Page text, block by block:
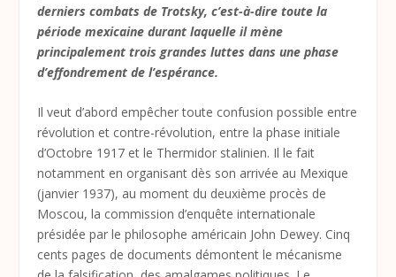
derniers combats de Trotsky, c’est-à-dire toute la
période mexicaine durant laquelle il mène
principalement trois grandes luttes dans une phase
d’effondrement de l’espérance.
Il veut d’abord empêcher toute confusion possible entre
révolution et contre-révolution, entre la phase initiale
d’Octobre 1917 et le Thermidor stalinien. Il le fait
notamment en organisant dès son arrivée au Mexique
(janvier 1937), au moment du deuxième procès de
Moscou, la commission d’enquête internationale
présidée par le philosophe américain John Dewey. Cinq
cents pages de documents démontent le mécanisme